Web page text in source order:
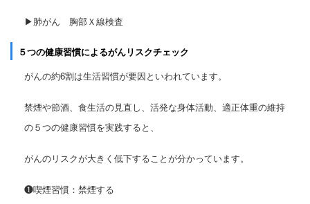
▶肺がん 胸部Ｘ線検査
５つの健康習慣によるがんリスクチェック
がんの約6割は生活習慣が要因といわれています。
禁煙や節酒、食生活の見直し、活発な身体活動、適正体重の維持
の５つの健康習慣を実践すると、
がんのリスクが大きく低下することが分かっています。
❶喫煙習慣：禁煙する